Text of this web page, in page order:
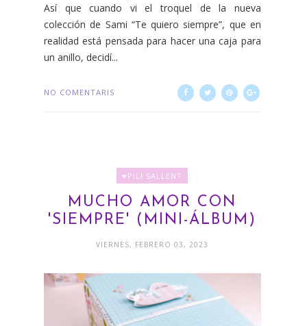
Así que cuando vi el troquel de la nueva
colección de Sami “Te quiero siempre”, que en
realidad está pensada para hacer una caja para
un anillo, decidí...
NO COMENTARIS
♥PILI SALLENT
MUCHO AMOR CON
'SIEMPRE' (MINI-ÁLBUM)
VIERNES, FEBRERO 03, 2023